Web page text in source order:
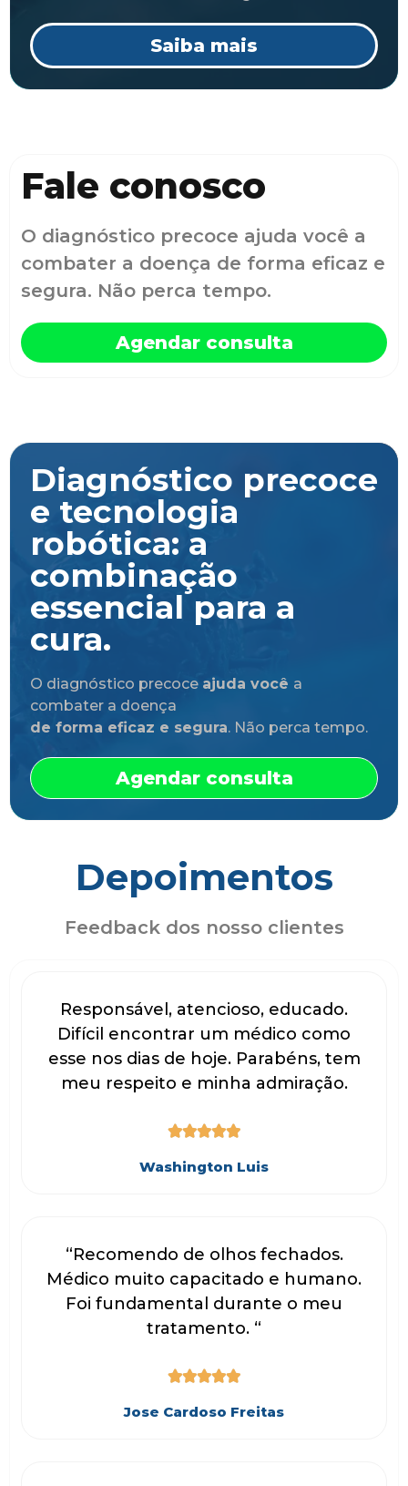
Saiba mais
Fale conosco
O diagnóstico precoce ajuda você a
combater a doença de forma eficaz e
segura. Não perca tempo.
Agendar consulta
Diagnóstico precoce
e tecnologia
robótica: a
combinação
essencial para a
cura.
O diagnóstico precoce ajuda você a
combater a doença
de forma eficaz e segura. Não perca tempo.
Agendar consulta
Depoimentos
Feedback dos nosso clientes
Responsável, atencioso, educado.
Difícil encontrar um médico como
esse nos dias de hoje. Parabéns, tem
meu respeito e minha admiração.

Washington Luis
“Recomendo de olhos fechados.
Médico muito capacitado e humano.
Foi fundamental durante o meu
tratamento. “

Jose Cardoso Freitas